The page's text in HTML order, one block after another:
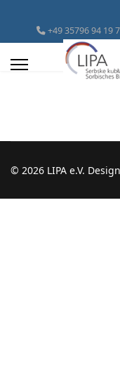
+49 35796 94 19
© 2026 LIPA e.V.